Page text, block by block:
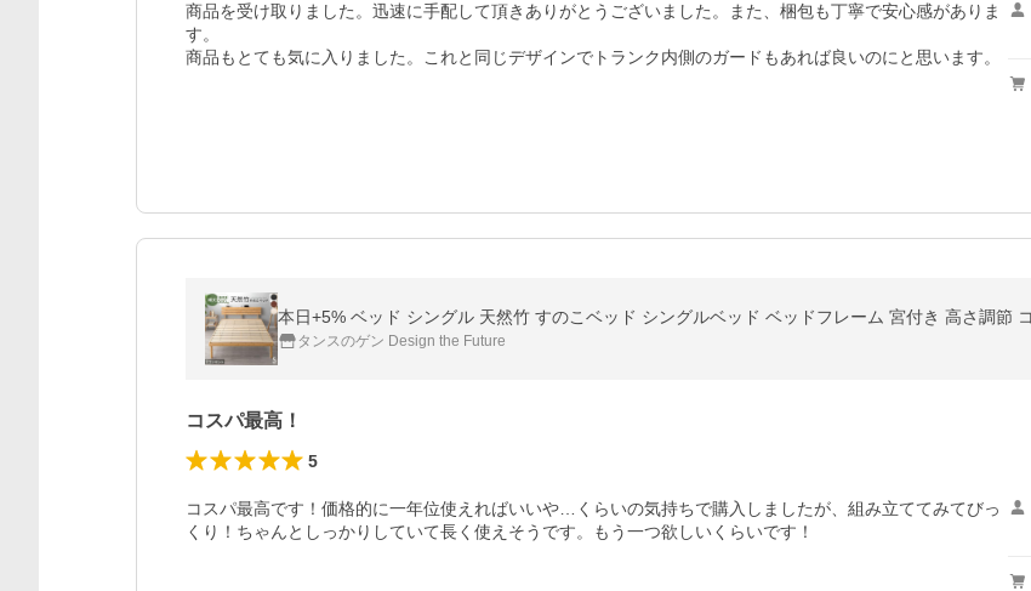
商品を受け取りました。迅速に手配して頂きありがとうございました。また、梱包も丁寧で安心感がありま
す。
商品もとても気に入りました。これと同じデザインでトランク内側のガードもあれば良いのにと思います。
タンスのゲン Design the Future
コスパ最高！
5
コスパ最高です！価格的に一年位使えればいいや…くらいの気持ちで購入しましたが、組み立ててみてびっ
くり！ちゃんとしっかりしていて長く使えそうです。もう一つ欲しいくらいです！